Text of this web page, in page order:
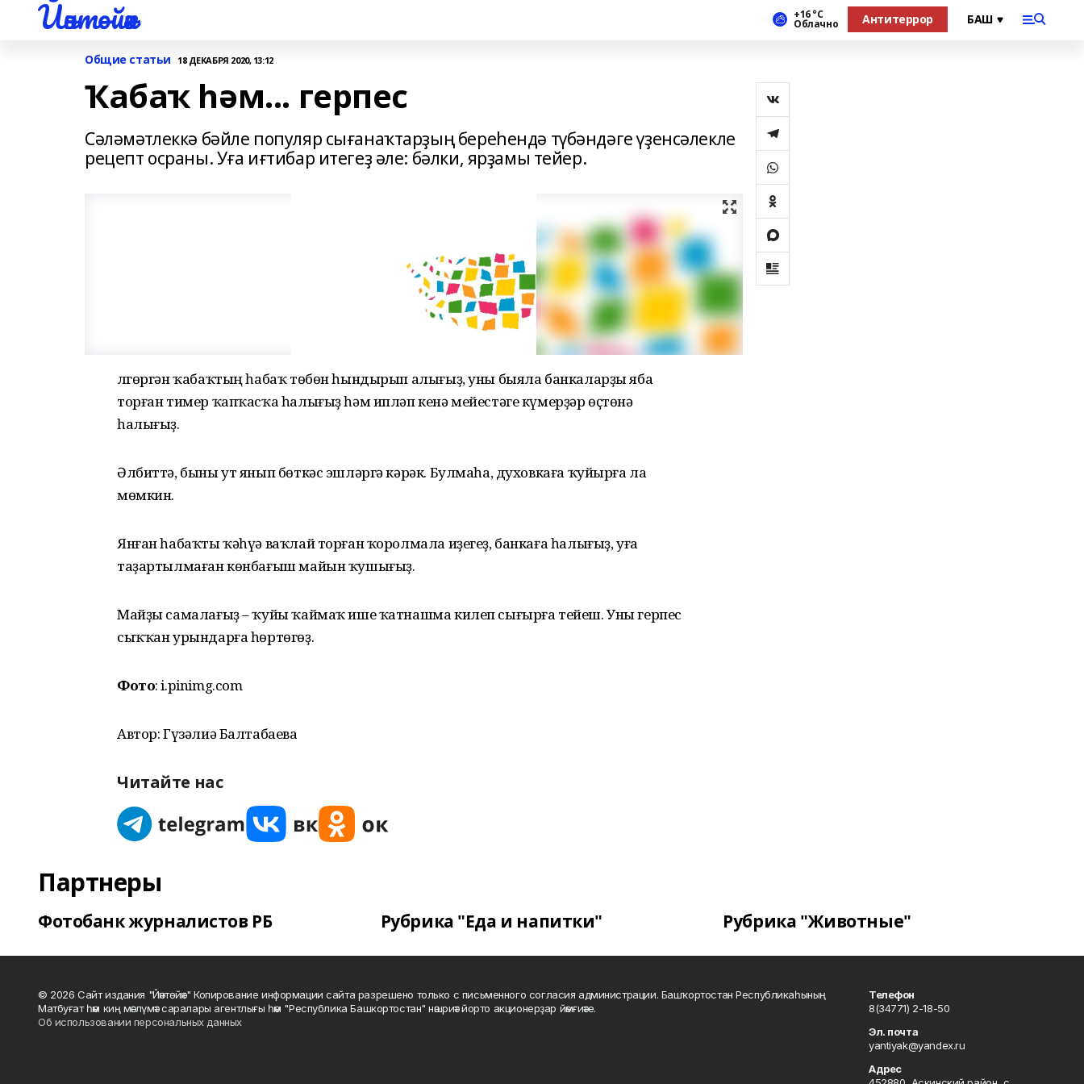
Йәнтөйәк +16 °С
Облачно Антитеррор
Общие статьи 18 ДЕКАБРЯ 2020, 13:12
Ҡабаҡ һәм... герпес
Сәләмәтлеккә бәйле популяр сығанаҡтарҙың береһендә түбәндәге үҙенсәлекле
рецепт осраны. Уға иғтибар итегеҙ әле: бәлки, ярҙамы тейер.
Өлгөргән ҡабаҡтың һабаҡ төбөн һындырып алығыҙ, уны быяла банкаларҙы яба
торған тимер ҡапҡасҡа һалығыҙ һәм ипләп кенә мейестәге күмерҙәр өҫтөнә
һалығыҙ.
Әлбиттә, быны ут янып бөткәс эшләргә кәрәк. Булмаһа, духовкаға ҡуйырға ла
мөмкин.
Янған һабаҡты ҡәһүә ваҡлай торған ҡоролмала иҙегеҙ, банкаға һалығыҙ, уға
таҙартылмаған көнбағыш майын ҡушығыҙ.
Майҙы самалағыҙ – ҡуйы ҡаймаҡ ише ҡатнашма килеп сығырға тейеш. Уны герпес
сыҡҡан урындарға һөртөгөҙ.
Фото: i.pinimg.com
Автор: Гүзәлиә Балтабаева
Читайте нас
Партнеры
Фотобанк журналистов РБ Рубрика "Еда и напитки" Рубрика "Животные"
© 2026 Сайт издания "Йәнтөйәк" Копирование информации сайта разрешено только с письменного согласия администрации. Башҡортостан Республикаһының
Матбуғат һәм киң мәғлүмәт саралары агентлығы һәм "Республика Башкортостан" нәшриәт йорто акционерҙар йәмғиәте.
Об использовании персональных данных
Телефон
8(34771) 2-18-50
Эл. почта
yantiyak@yandex.ru
Адрес